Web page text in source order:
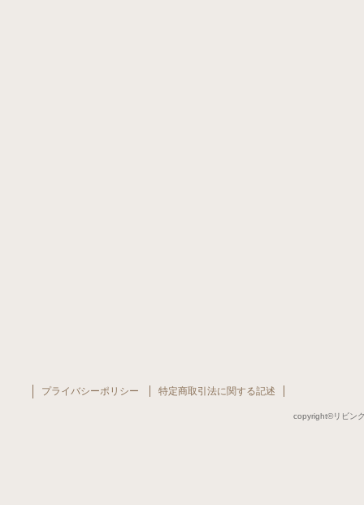
copyright©リビン
プライバシーポリシー 特定商取引法に関する記述